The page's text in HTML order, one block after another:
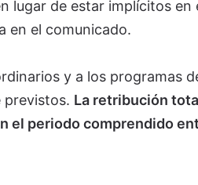
lugar de estar implícitos en
en el comunicado.
y a los programas
previstos. La retribución
el periodo comprendido